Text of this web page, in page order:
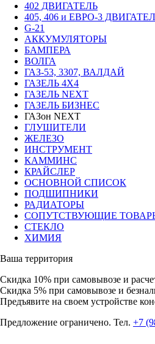
402 ДВИГАТЕЛЬ
405, 406 и ЕВРО-3
G-21
АККУМУЛЯТОРЫ
БАМПЕРА
ВОЛГА
ГАЗ-53, 3307, ВАЛДАЙ
ГАЗЕЛЬ 4Х4
ГАЗЕЛЬ NEXT
ГАЗЕЛЬ БИЗНЕС
ГАЗон NEXT
ГЛУШИТЕЛИ
ЖЕЛЕЗО
ИНСТРУМЕНТ
КАММИНС
КРАЙСЛЕР
ОСНОВНОЙ СПИСОК
ПОДШИПНИКИ
РАДИАТОРЫ
СОПУТСТВУЮЩИЕ
СТЕКЛО
ХИМИЯ
Ваша территория
Скидка 10% при самовывозе и
Скидка 5% при самовывозе и
Предъявите на своем устройстве
Предложение ограничено. Тел. +7